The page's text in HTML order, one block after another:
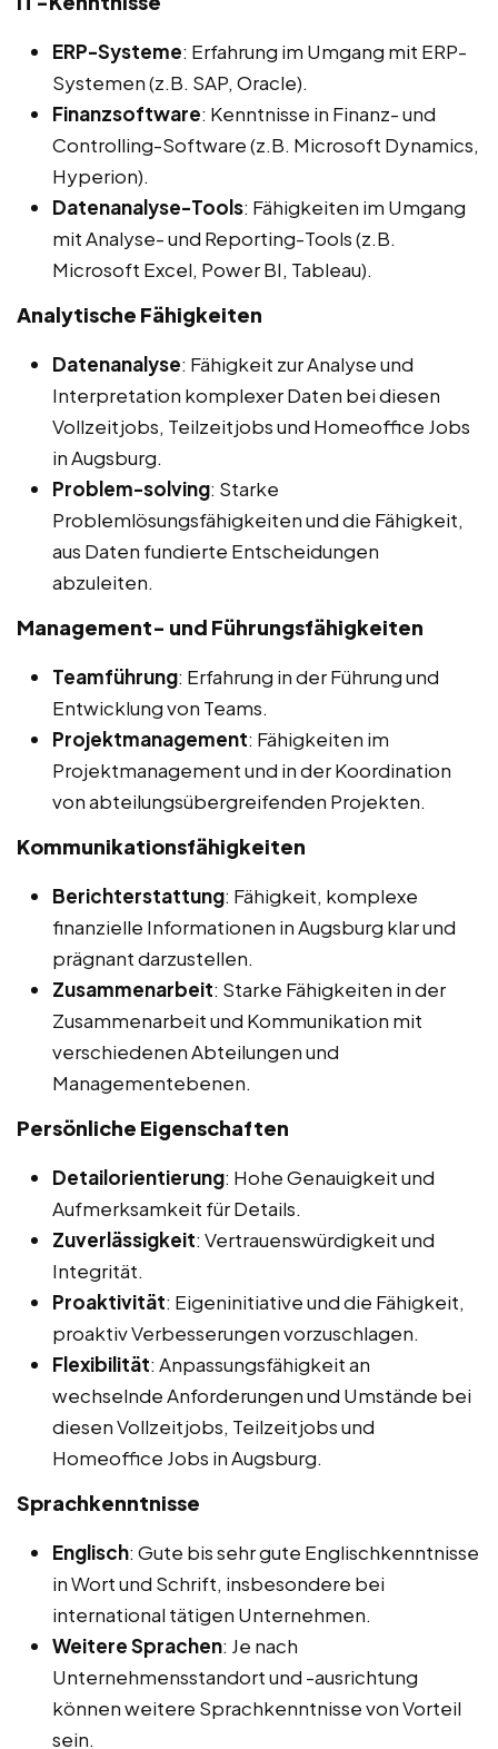
ERP-Systeme: Erfahrung im Umgang mit ERP-
Systemen (z.B. SAP, Oracle).
Finanzsoftware: Kenntnisse in Finanz- und
Controlling-Software (z.B. Microsoft Dynamics,
Hyperion).
Datenanalyse-Tools: Fähigkeiten im Umgang
mit Analyse- und Reporting-Tools (z.B.
Microsoft Excel, Power BI, Tableau).
Analytische Fähigkeiten
Datenanalyse: Fähigkeit zur Analyse und
Interpretation komplexer Daten bei diesen
Vollzeitjobs, Teilzeitjobs und Homeoffice Jobs
in Augsburg.
Problem-solving: Starke
Problemlösungsfähigkeiten und die Fähigkeit,
aus Daten fundierte Entscheidungen
abzuleiten.
Management- und Führungsfähigkeiten
Teamführung: Erfahrung in der Führung und
Entwicklung von Teams.
Projektmanagement: Fähigkeiten im
Projektmanagement und in der Koordination
von abteilungsübergreifenden Projekten.
Kommunikationsfähigkeiten
Berichterstattung: Fähigkeit, komplexe
finanzielle Informationen in Augsburg klar und
prägnant darzustellen.
Zusammenarbeit: Starke Fähigkeiten in der
Zusammenarbeit und Kommunikation mit
verschiedenen Abteilungen und
Managementebenen.
Persönliche Eigenschaften
Detailorientierung: Hohe Genauigkeit und
Aufmerksamkeit für Details.
Zuverlässigkeit: Vertrauenswürdigkeit und
Integrität.
Proaktivität: Eigeninitiative und die Fähigkeit,
proaktiv Verbesserungen vorzuschlagen.
Flexibilität: Anpassungsfähigkeit an
wechselnde Anforderungen und Umstände bei
diesen Vollzeitjobs, Teilzeitjobs und
Homeoffice Jobs in Augsburg.
Sprachkenntnisse
Englisch: Gute bis sehr gute Englischkenntnisse
in Wort und Schrift, insbesondere bei
international tätigen Unternehmen.
Weitere Sprachen: Je nach
Unternehmensstandort und -ausrichtung
können weitere Sprachkenntnisse von Vorteil
sein.